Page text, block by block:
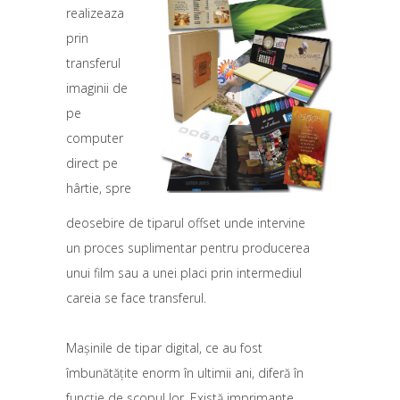
realizeaza
prin
transferul
imaginii de
pe
computer
direct pe
hârtie, spre
deosebire de tiparul offset unde intervine
un proces suplimentar pentru producerea
unui film sau a unei placi prin intermediul
careia se face transferul.
Maşinile de tipar digital, ce au fost
îmbunătăţite enorm în ultimii ani, diferă în